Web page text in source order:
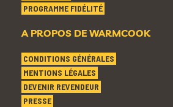
PROGRAMME FIDÉLITÉ
A PROPOS DE WARMCOOK
CONDITIONS GÉNÉRALES
MENTIONS LÉGALES
DEVENIR REVENDEUR
PRESSE